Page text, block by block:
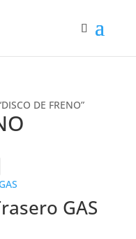
DE FRENO”
GAS